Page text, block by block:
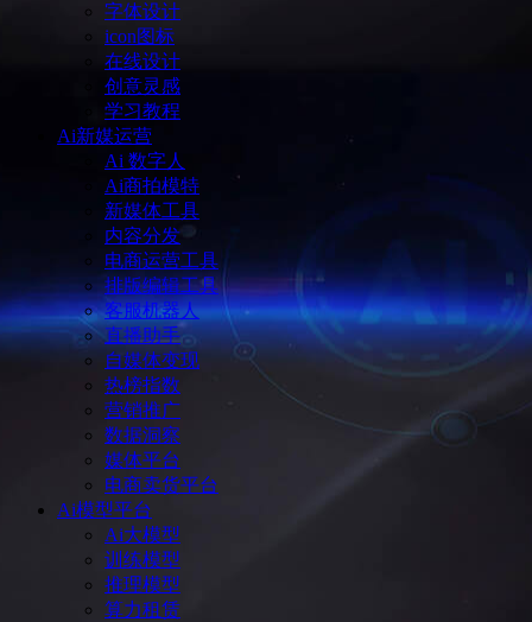
字体设计
icon图标
在线设计
创意灵感
学习教程
Ai新媒运营
Ai 数字人
Ai商拍模特
新媒体工具
内容分发
电商运营工具
排版编辑工具
客服机器人
直播助手
自媒体变现
热榜指数
营销推广
数据洞察
媒体平台
电商卖货平台
Ai模型平台
Ai大模型
训练模型
推理模型
算力租赁